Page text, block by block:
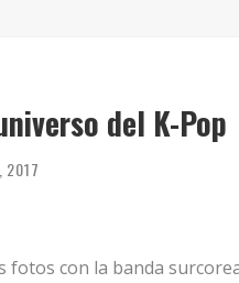
LA
del K-Pop
2017
fotos con la banda